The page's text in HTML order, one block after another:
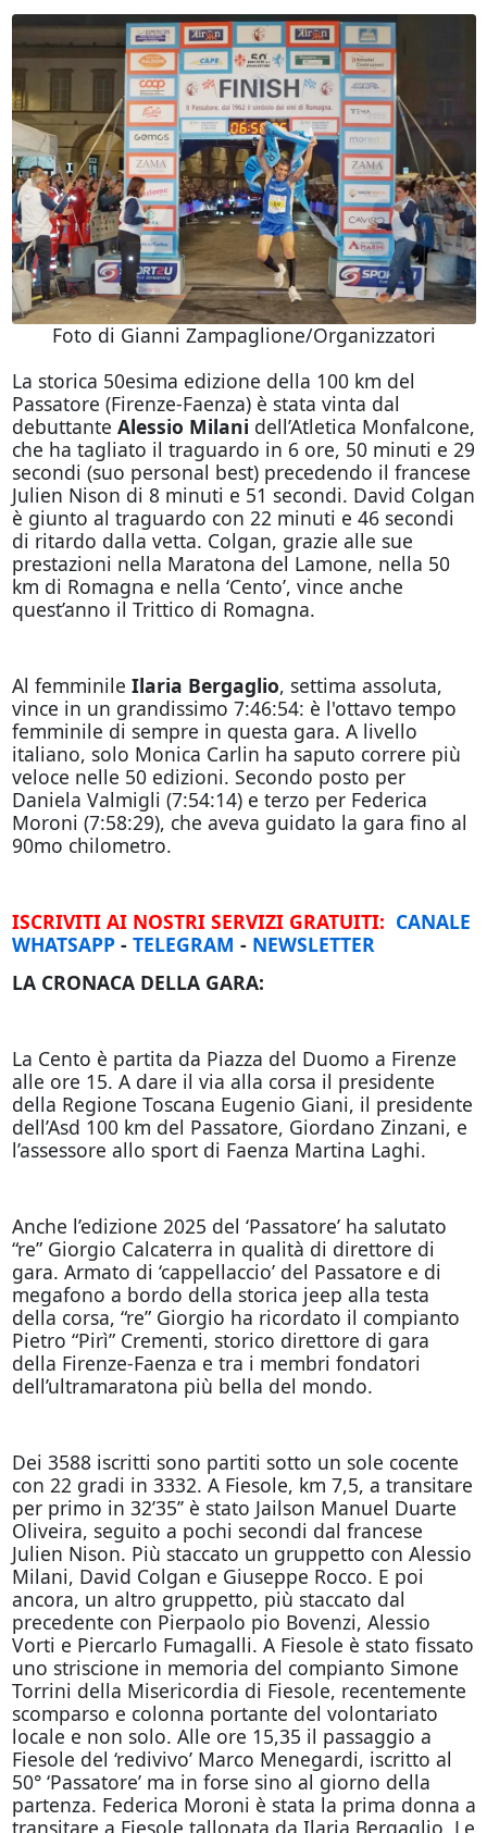
Foto di Gianni Zampaglione/Organizzatori
La storica 50esima edizione della 100 km del
Passatore (Firenze-Faenza) è stata vinta dal
debuttante Alessio Milani dell’Atletica Monfalcone,
che ha tagliato il traguardo in 6 ore, 50 minuti e 29
secondi (suo personal best) precedendo il francese
Julien Nison di 8 minuti e 51 secondi. David Colgan
è giunto al traguardo con 22 minuti e 46 secondi
di ritardo dalla vetta. Colgan, grazie alle sue
prestazioni nella Maratona del Lamone, nella 50
km di Romagna e nella ‘Cento’, vince anche
quest’anno il Trittico di Romagna.
Al femminile Ilaria Bergaglio, settima assoluta,
vince in un grandissimo 7:46:54: è l'ottavo tempo
femminile di sempre in questa gara. A livello
italiano, solo Monica Carlin ha saputo correre più
veloce nelle 50 edizioni. Secondo posto per
Daniela Valmigli (7:54:14) e terzo per Federica
Moroni (7:58:29), che aveva guidato la gara fino al
90mo chilometro.
ISCRIVITI AI NOSTRI SERVIZI GRATUITI: CANALE
WHATSAPP- TELEGRAM - NEWSLETTER
LA CRONACA DELLA GARA:
La Cento è partita da Piazza del Duomo a Firenze
alle ore 15. A dare il via alla corsa il presidente
della Regione Toscana Eugenio Giani, il presidente
dell’Asd 100 km del Passatore, Giordano Zinzani, e
l’assessore allo sport di Faenza Martina Laghi.
Anche l’edizione 2025 del ‘Passatore’ ha salutato
“re” Giorgio Calcaterra in qualità di direttore di
gara. Armato di ‘cappellaccio’ del Passatore e di
megafono a bordo della storica jeep alla testa
della corsa, “re” Giorgio ha ricordato il compianto
Pietro “Pirì” Crementi, storico direttore di gara
della Firenze-Faenza e tra i membri fondatori
dell’ultramaratona più bella del mondo.
Dei 3588 iscritti sono partiti sotto un sole cocente
con 22 gradi in 3332. A Fiesole, km 7,5, a transitare
per primo in 32’35’’ è stato Jailson Manuel Duarte
Oliveira, seguito a pochi secondi dal francese
Julien Nison. Più staccato un gruppetto con Alessio
Milani, David Colgan e Giuseppe Rocco. E poi
ancora, un altro gruppetto, più staccato dal
precedente con Pierpaolo pio Bovenzi, Alessio
Vorti e Piercarlo Fumagalli. A Fiesole è stato fissato
uno striscione in memoria del compianto Simone
Torrini della Misericordia di Fiesole, recentemente
scomparso e colonna portante del volontariato
locale e non solo. Alle ore 15,35 il passaggio a
Fiesole del ‘redivivo’ Marco Menegardi, iscritto al
50° ‘Passatore’ ma in forse sino al giorno della
partenza. Federica Moroni è stata la prima donna a
transitare a Fiesole tallonata da Ilaria Bergaglio. Le